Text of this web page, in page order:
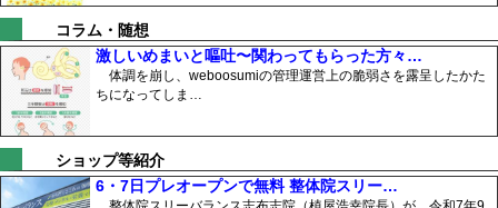
コラム・随想
激しいめまいと嘔吐〜関わってもらった方々…
体調を崩し、weboosumiの管理運営上の脆弱さを露呈したかた
ちになってしま…
ショップ等紹介
6・7日プレオープンで無料 整体院スリー…